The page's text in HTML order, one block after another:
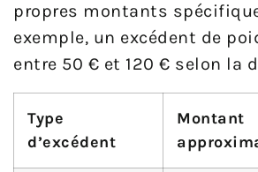
propres montants
exemple, un excédent de
entre 50 € et 120 € selon la
Type
d’excédent
Montant